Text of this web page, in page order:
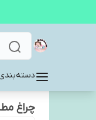
چراغ